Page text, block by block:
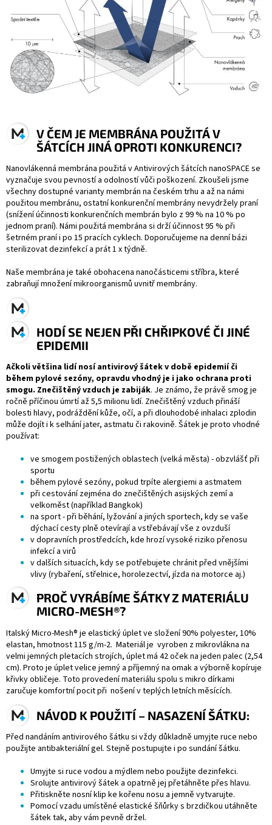
V ČEM JE MEMBRÁNA POUŽITÁ V
ŠÁTCÍCH JINÁ OPROTI KONKURENCI?
Nanovlákenná membrána použitá v Antivirových šátcích nanoSPACE se
vyznačuje svou pevností a odolností vůči poškození. Zkoušeli jsme
všechny dostupné varianty membrán na českém trhu a až na námi
použitou membránu, ostatní konkurenční membrány nevydržely praní
(snížení účinnosti konkurenčních membrán bylo z 99 % na 10 % po
jednom praní). Námi použitá membrána si drží účinnost 95 % při
šetrném praní i po 15 pracích cyklech. Doporučujeme na denní bázi
sterilizovat dezinfekcí a prát 1 x týdně.
Naše membrána je také obohacena nanočásticemi stříbra, které
zabraňují množení mikroorganismů uvnitř membrány.
HODÍ SE NEJEN PŘI CHŘIPKOVÉ ČI JINÉ
EPIDEMII
Ačkoli většina lidí nosí antivirový šátek v době epidemií či
během pylové sezóny, opravdu vhodný je i jako ochrana proti
smogu. Znečištěný vzduch je zabiják. Je známo, že právě smog je
ročně příčinou úmrtí až 5,5 milionu lidí. Znečištěný vzduch přináší
bolesti hlavy, podráždění kůže, očí, a při dlouhodobé inhalaci zplodin
může dojít i k selhání jater, astmatu či rakovině. Šátek je proto vhodné
používat:
ve smogem postižených oblastech (velká města) - obzvlášť při
sportu
během pylové sezóny, pokud trpíte alergiemi a astmatem
při cestování zejména do znečištěných asijských zemí a
velkoměst (například Bangkok)
na sport - při běhání, lyžování a jiných sportech, kdy se vaše
dýchací cesty plně otevírají a vstřebávají vše z ovzduší
v dopravních prostředcích, kde hrozí vysoké riziko přenosu
infekcí a virů
v dalších situacích, kdy se potřebujete chránit před vnějšími
vlivy (rybaření, střelnice, horolezectví, jízda na motorce aj.)
PROČ VYRÁBÍME ŠÁTKY Z MATERIÁLU
MICRO-MESH®?
Italský Micro-Mesh® je elastický úplet ve složení 90% polyester, 10%
elastan, hmotnost 115 g/m-2. Materiál je vyroben z mikrovlákna na
velmi jemných pletacích strojích, úplet má 42 oček na jeden palec (2,54
cm). Proto je úplet velice jemný a příjemný na omak a výborně kopíruje
křivky obličeje. Toto provedení materiálu spolu s mikro dírkami
zaručuje komfortní pocit při nošení v teplých letních měsících.
NÁVOD K POUŽITÍ – NASAZENÍ ŠÁTKU:
Před nandáním antivirového šátku si vždy důkladně umyjte ruce nebo
použijte antibakteriální gel. Stejně postupujte i po sundání šátku.
Umyjte si ruce vodou a mýdlem nebo použijte dezinfekci.
Srolujte antivirový šátek a opatrně jej přetáhněte přes hlavu.
Přitiskněte nosní klip ke kořenu nosu a jemně vytvarujte.
Pomocí vzadu umístěné elastické šňůrky s brzdičkou utáhněte
šátek tak, aby vám pevně držel.